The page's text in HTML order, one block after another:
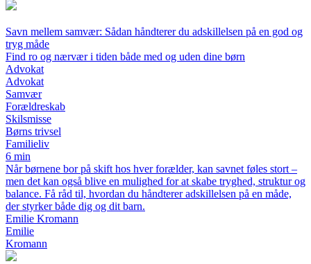
Savn mellem samvær: Sådan håndterer du adskillelsen på en god og
tryg måde
Find ro og nærvær i tiden både med og uden dine børn
Advokat
Advokat
Samvær
Forældreskab
Skilsmisse
Børns trivsel
Familieliv
6 min
Når børnene bor på skift hos hver forælder, kan savnet føles stort –
men det kan også blive en mulighed for at skabe tryghed, struktur og
balance. Få råd til, hvordan du håndterer adskillelsen på en måde,
der styrker både dig og dit barn.
Emilie Kromann
Emilie
Kromann